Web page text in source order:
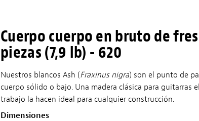
Cuerpo cuerpo en bruto de
piezas (7,9 lb) - 620
Nuestros blancos Ash (Fraxinus nigra) son el punto de
cuerpo sólido o bajo. Una madera clásica para guitarras
trabajo la hacen ideal para cualquier construcción.
Dimensiones